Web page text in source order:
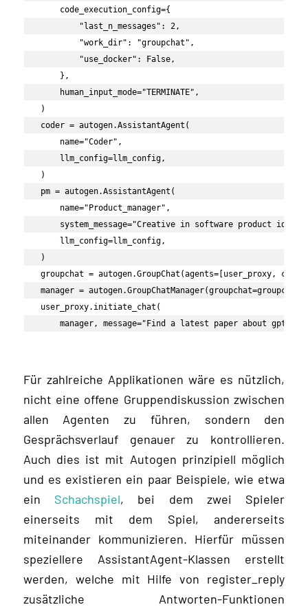
    code_execution_config={
        "last_n_messages": 2,
        "work_dir": "groupchat",
        "use_docker": False,
    },
    human_input_mode="TERMINATE",
)
coder = autogen.AssistantAgent(
    name="Coder",
    llm_config=llm_config,
)
pm = autogen.AssistantAgent(
    name="Product_manager",
system_message="Creative in software product
    llm_config=llm_config,
)
groupchat = autogen.GroupChat(agents=[user_proxy,
manager =
user_proxy.initiate_chat(
manager, message="Find a latest paper about gpt-4
Für zahlreiche Applikationen wäre es nützlich,
nicht eine offene Gruppendiskussion zwischen
allen Agenten zu führen, sondern den
Gesprächsverlauf genauer zu kontrollieren.
Auch dies ist mit Autogen prinzipiell möglich
und es existieren ein paar Beispiele, wie etwa
ein Schachspiel, bei dem zwei Spieler
einerseits mit dem Spiel, andererseits
miteinander kommunizieren. Hierfür müssen
speziellere AssistantAgent-Klassen erstellt
werden, welche mit Hilfe von register_reply
zusätzliche Antworten-Funktionen